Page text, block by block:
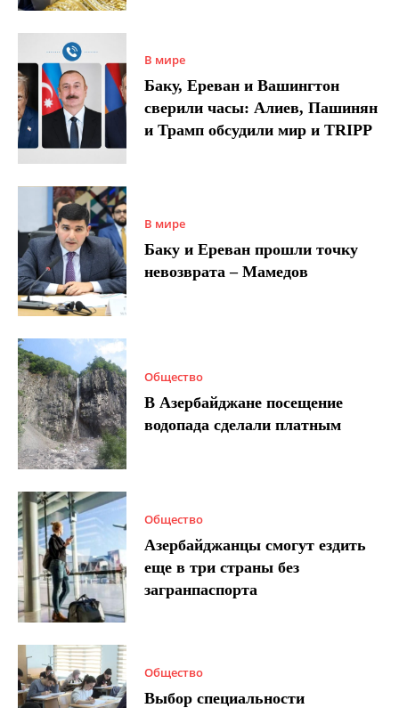
В мире
Баку, Ереван и Вашингтон
сверили часы: Алиев, Пашинян
и Трамп обсудили мир и TRIPP
В мире
Баку и Ереван прошли точку
невозврата – Мамедов
Общество
В Азербайджане посещение
водопада сделали платным
Общество
Азербайджанцы смогут ездить
еще в три страны без
загранпаспорта
Общество
Выбор специальности